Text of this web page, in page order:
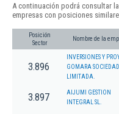
A continuación podrá consultar
empresas con posiciones
Posición
Sector
Nombre de la
3.896
INVERSIONES Y
GOMARA SOCIEDAD
LIMITADA.
3.897
AIJUMI GESTION
INTEGRAL SL.